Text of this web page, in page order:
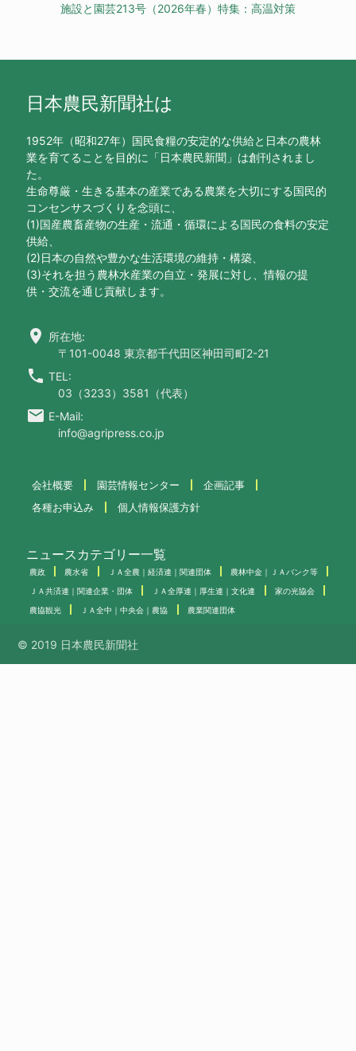
施設と園芸213号（2026年春）特集：高温対策
日本農民新聞社は
1952年（昭和27年）国民食糧の安定的な供給と日本の農林
業を育てることを目的に「日本農民新聞」は創刊されまし
た。
生命尊厳・生きる基本の産業である農業を大切にする国民的
コンセンサスづくりを念頭に、
(1)国産農畜産物の生産・流通・循環による国民の食料の安定
供給、
(2)日本の自然や豊かな生活環境の維持・構築、
(3)それを担う農林水産業の自立・発展に対し、情報の提
供・交流を通じ貢献します。
location_on 所在地:
〒101-0048 東京都千代田区神田司町2-21
call TEL:
03（3233）3581（代表）
email E-Mail:
info@agripress.co.jp
会社概要 園芸情報センター
企画記事
各種お申込み
個人情報保護方針
ニュースカテゴリー一覧
農政 農水省 ＪＡ全農｜経済連｜関連団体 農林中金｜ＪＡバンク等
ＪＡ共済連｜関連企業・団体 ＪＡ全厚連｜厚生連｜文化連 家の光協会
農協観光 ＪＡ全中｜中央会｜農協 農業関連団体
© 2019 日本農民新聞社